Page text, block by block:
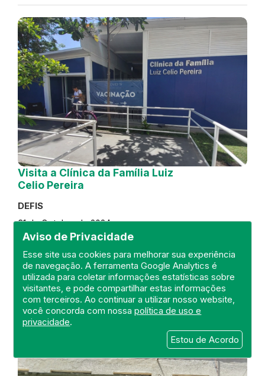
Aviso de Privacidade
Esse site usa cookies para melhorar sua experiência
de navegação. A ferramenta Google Analytics é
utilizada para coletar informações estatísticas sobre
visitantes, e pode compartilhar estas informações
com terceiros. Ao continuar a utilizar nosso website,
você concorda com nossapolítica de uso e
privacidade.
Estou de Acordo
Visita a Clínica da Família Luiz
Celio Pereira
DEFIS
31 de October de 2024
REGIÃO METROPOLITANA
DEFIS
ATO MÉDICO
CLÍNICA DA FAMÍLIA